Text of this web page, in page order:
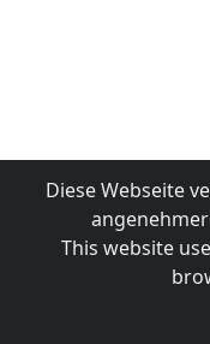
Diese Webseite
This website